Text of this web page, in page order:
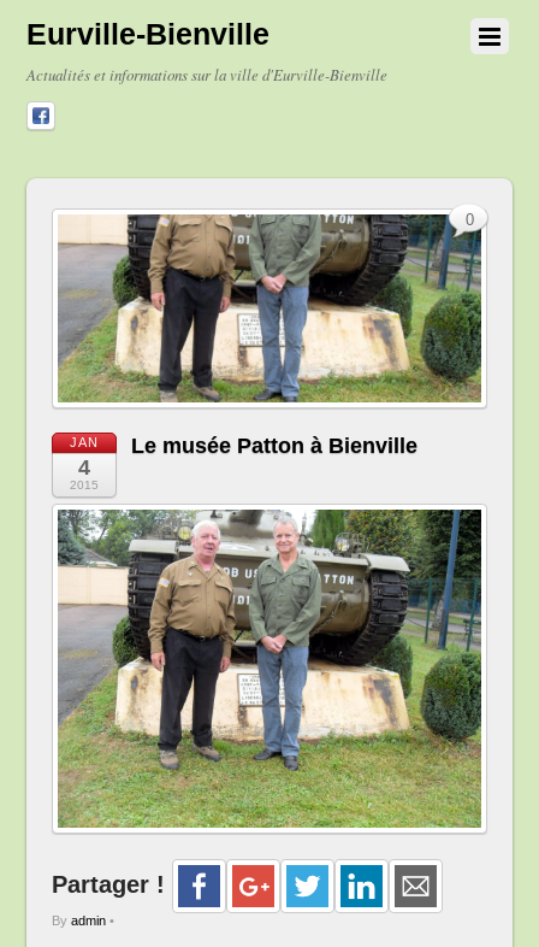
Eurville-Bienville
Actualités et informations sur la ville d'Eurville-Bienville
JAN
4
2015
Le musée Patton à Bienville
Partager !
By admin•
0